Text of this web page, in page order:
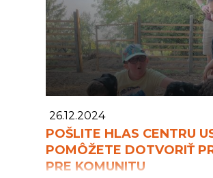
26.12.2024
POŠLITE HLAS CENTRU
POMÔŽETE DOTVORIŤ
PRE KOMUNITU